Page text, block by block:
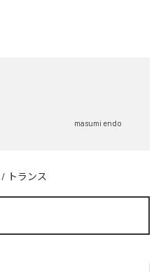
masumi endo
/ トランス